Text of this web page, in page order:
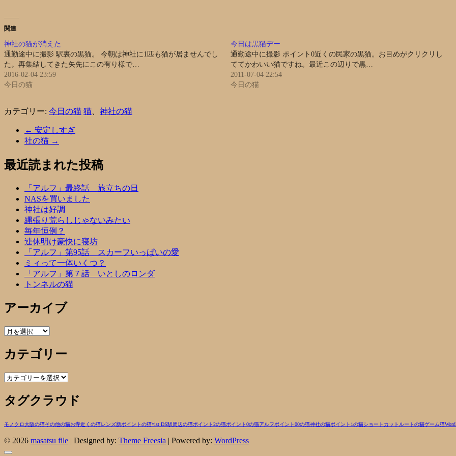
関連
神社の猫が消えた
通勤途中に撮影 駅裏の黒猫。 今朝は神社に1匹も猫が居ませんでし
た。再集結してきた矢先にこの有り様で…
2016-02-04 23:59
今日の猫
今日は黒猫デー
通勤途中に撮影 ポイント0近くの民家の黒猫。お目めがクリクリし
ててかわいい猫ですね。最近この辺りで黒…
2011-07-04 22:54
今日の猫
カテゴリー: 今日の猫 猫 神社の猫
← 安定しすぎ
社の猫 →
最近読まれた投稿
「アルフ」最終話 旅立ちの日
NASを買いました
神社は好調
縄張り荒らしじゃないみたい
毎年恒例？
連休明け豪快に寝坊
「アルフ」第95話 スカーフいっぱいの愛
ミィって一体いくつ？
「アルフ」第７話 いとしのロンダ
トンネルの猫
アーカイブ
ア
カ
イ
ブ
カテゴリー
カ
ゴ
リ
タグクラウド
モノクロ大阪の猫その他の猫お寺近くの猫レンズ新ポイントの猫*ist DS駅周辺の猫ポイント2の猫ポイント0の猫アルフポイント00の猫神社の猫ポイント1の猫ショートカットルートの猫ゲーム猫
© 2026 masatsu file | Designed by: Theme Freesia | Powered by: WordPress